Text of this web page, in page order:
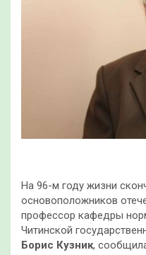
На 96-м году жизни
основоположников
профессор кафедры
Читинской
Борис Кузник,